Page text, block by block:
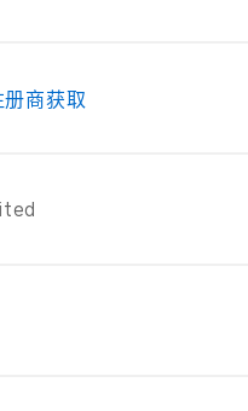
商获取